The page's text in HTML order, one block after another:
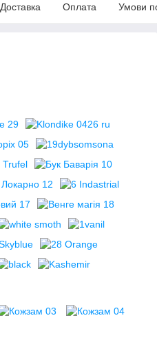
Доставка Оплата Умови